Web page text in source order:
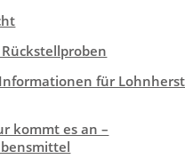
für
kommt es an –